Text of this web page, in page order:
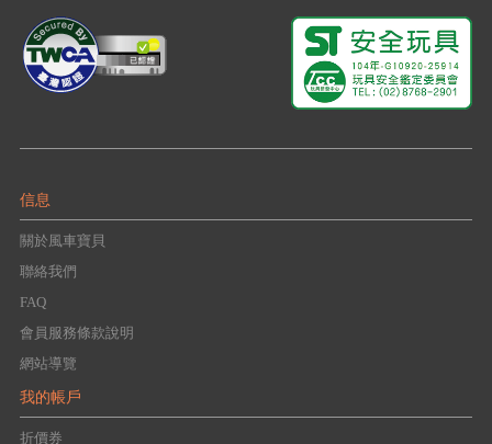
信息
關於風車寶貝
聯絡我們
FAQ
會員服務條款說明
網站導覽
我的帳戶
折價券